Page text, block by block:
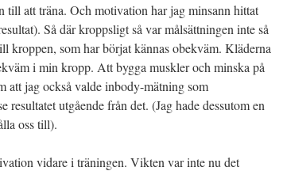
att träna. Och motivation har jag minsann hittat
Så där kroppsligt så var målsättningen inte så
kroppen, som har börjat kännas obekväm. Kläderna
i min kropp. Att bygga muskler och minska på
att jag också valde inbody-mätning som
resultatet utgående från det. (Jag hade dessutom en
oss till).
vidare i träningen. Vikten var inte nu det